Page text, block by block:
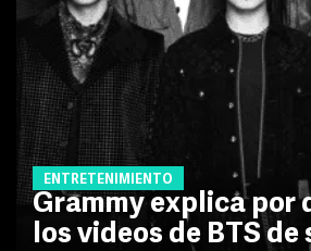
ENTRETENIMIENTO
Grammy explica por
los videos de BTS de